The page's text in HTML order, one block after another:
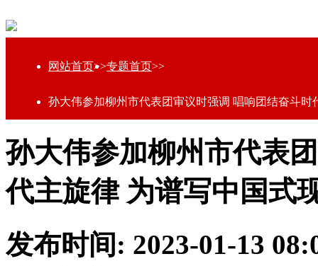
网站首页>>专题首页>>
孙大伟参加柳州市代表团审议时强调 唱响团结奋斗
孙大伟参加柳州市代表
代主旋律 为谱写中国式
发布时间: 2023-01-13